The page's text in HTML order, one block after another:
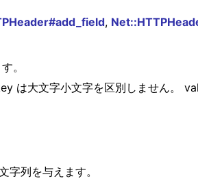
,
。
は大文字小文字を区別しません。
字列を与えます。